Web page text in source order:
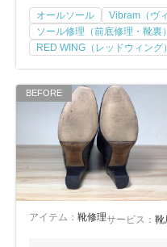
オールソール
Vibram（ヴ
ソール修理（前底修理・靴裏）
RED WING（レッドウィング）
アイテム： 靴修理サービス： 靴